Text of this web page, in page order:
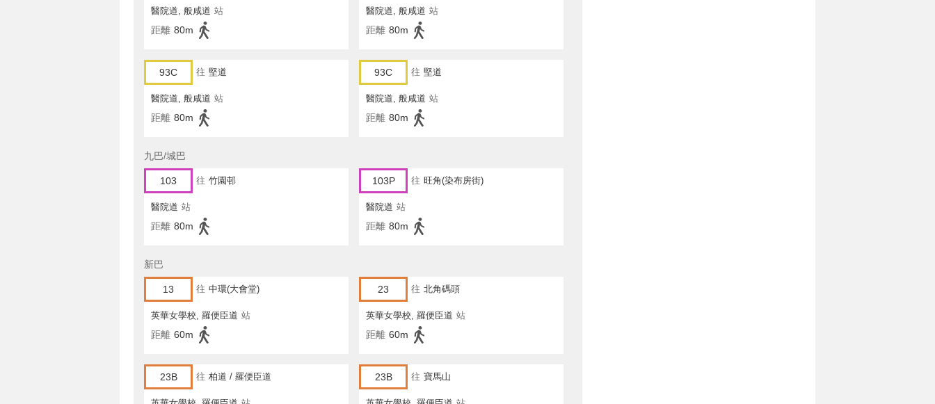
醫院道, 般咸道 站
距離 80m
醫院道, 般咸道 站
距離 80m
93C 往 堅道
醫院道, 般咸道 站
距離 80m
93C 往 堅道
醫院道, 般咸道 站
距離 80m
九巴/城巴
103 往 竹園邨
醫院道 站
距離 80m
103P 往 旺角(染布房街)
醫院道 站
距離 80m
新巴
13 往 中環(大會堂)
英華女學校, 羅便臣道 站
距離 60m
23 往 北角碼頭
英華女學校, 羅便臣道 站
距離 60m
23B 往 柏道 / 羅便臣道 23B 往 寶馬山